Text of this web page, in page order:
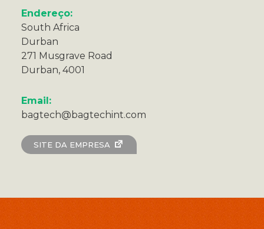
Endereço:
South Africa
Durban
271 Musgrave Road
Durban, 4001
Email:
bagtech@bagtechint.com
SITE DA EMPRESA